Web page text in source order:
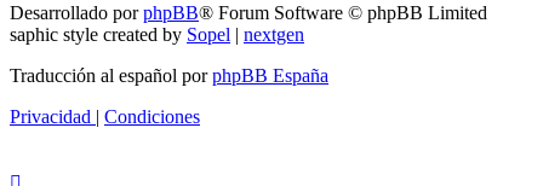
Desarrollado porphpBB® Forum Software © phpBB Limited
saphic style created by Sopel | nextgen
Traducción al español porphpBB España
Privacidad | Condiciones